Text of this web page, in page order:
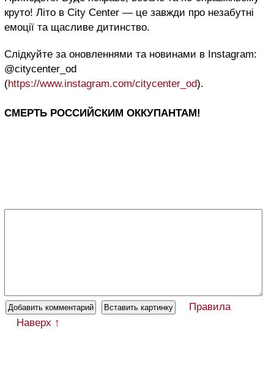
круто! Літо в City Center — це завжди про незабутні
емоції та щасливе дитинство.
Слідкуйте за оновленнями та новинами в Instagram:
@citycenter_od
(https://www.instagram.com/citycenter_od).
СМЕРТЬ РОССИЙСКИМ ОККУПАНТАМ!
Правила
Наверх ↑